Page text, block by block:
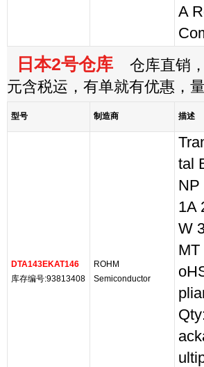
A
日本2号仓库 仓库直销，
元含税运，有单就有优惠，
型号 制造商 描述
DTA143EKAT146
库存编号:93813408
ROHM
Semiconductor
tal
NP
1A
W
MT